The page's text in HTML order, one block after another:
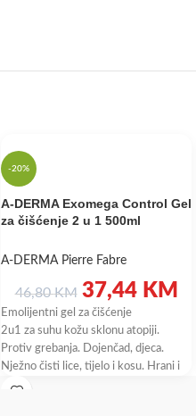
-20%
A-DERMA Exomega Control Gel
za čišćenje 2 u 1 500ml
A-DERMA Pierre Fabre
46,80KM 37,44 KM
Emolijentni gel za čišćenje
2u1 za suhu kožu sklonu atopiji.
Protiv grebanja. Dojenčad, djeca.
Nježno čisti lice, tijelo i kosu. Hrani i
umiruje